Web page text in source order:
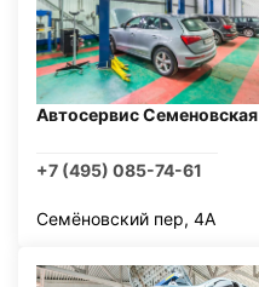
Автосервис Семеновская
+7 (495) 085-74-61
Семёновский пер, 4А